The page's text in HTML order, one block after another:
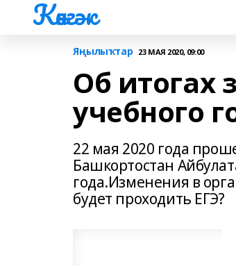
Көнгәк
Яңылыҡтар 23 МАЯ 2020, 09:00
Об итогах
учебного
22 мая 2020 года
Башкортостан
года.Изменения в
будет проходить ЕГЭ?